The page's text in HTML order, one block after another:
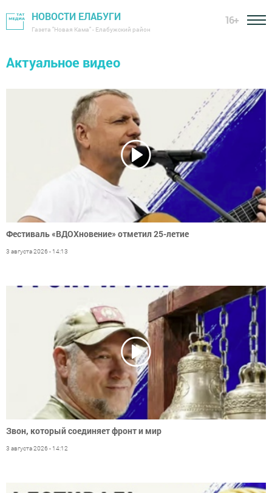
НОВОСТИ ЕЛАБУГИ
Газета "Новая Кама" - Елабужский район
16+
Актуальное видео
Фестиваль «ВДОХновение» отметил 25-летие
3 августа 2026 - 14:13
Звон, который соединяет фронт и мир
3 августа 2026 - 14:12